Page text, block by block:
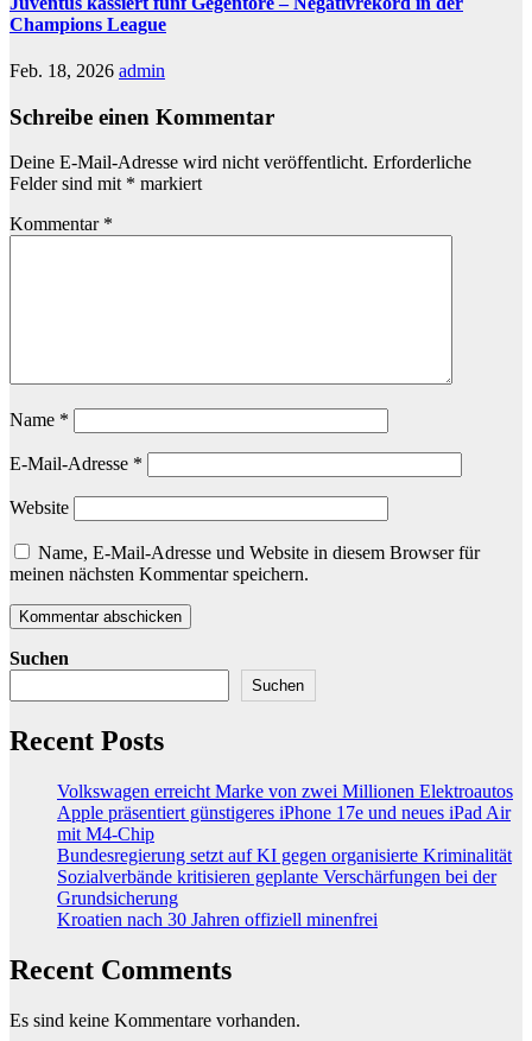
Champions League
Feb. 18, 2026 admin
Schreibe einen Kommentar
Deine E-Mail-Adresse wird nicht veröffentlicht. Erforderliche
Felder sind mit * markiert
Kommentar *
Name *
E-Mail-Adresse *
Website
Name, E-Mail-Adresse und Website in diesem Browser für
meinen nächsten Kommentar speichern.
Suchen
Suchen
Recent Posts
Volkswagen erreicht Marke von zwei Millionen Elektroautos
Apple präsentiert günstigeres iPhone 17e und neues iPad Air
mit M4-Chip
Bundesregierung setzt auf KI gegen organisierte Kriminalität
Sozialverbände kritisieren geplante Verschärfungen bei der
Grundsicherung
Kroatien nach 30 Jahren offiziell minenfrei
Recent Comments
Es sind keine Kommentare vorhanden.